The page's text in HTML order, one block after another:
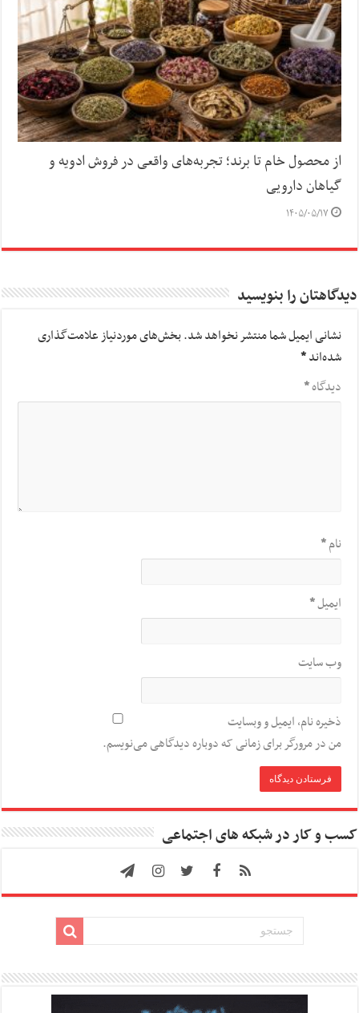
از محصول خام تا برند؛ تجربه‌های واقعی در فروش ادویه و
گیاهان دارویی
۱۴۰۵/۰۵/۱۷
دیدگاهتان را بنویسید
نشانی ایمیل شما منتشر نخواهد شد.بخش‌های موردنیاز علامت‌گذاری
شده‌اند*
دیدگاه*
نام*
ایمیل*
وب‌ سایت
ذخیره نام، ایمیل و وبسایت
من در مرورگر برای زمانی که دوباره دیدگاهی می‌نویسم.
کسب و کار در شبکه های اجتماعی